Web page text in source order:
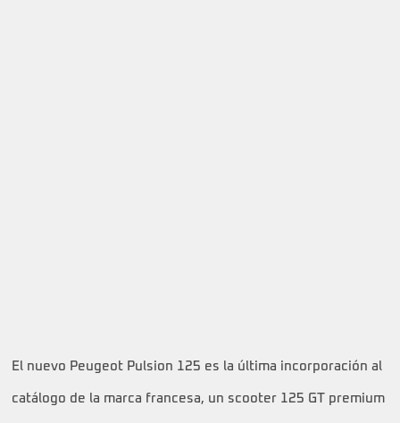
El nuevo Peugeot Pulsion 125 es la última incorporación al
catálogo de la marca francesa, un scooter 125 GT premium